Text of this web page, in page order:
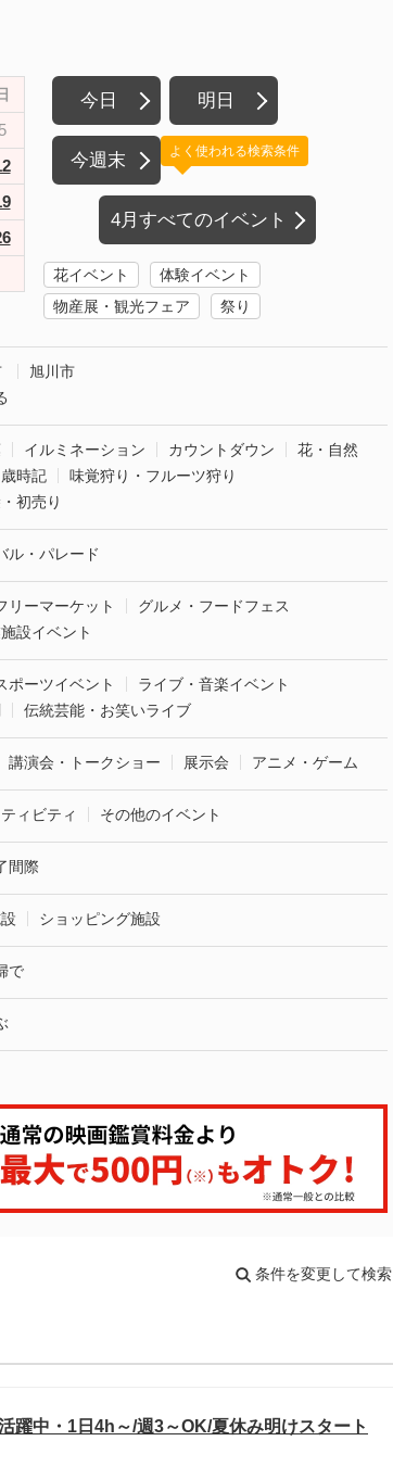
今日 明日
今週末
4月すべてのイベント
よく使われる検索条件
花イベント
体験イベント
物産展・観光フェア
祭り
旭川市
イルミネーション カウントダウン
花・自然
時記
味覚狩り・フルーツ狩り
初売り
ル・パレード
リーマーケット
グルメ・フードフェス
設イベント
ポーツイベント
ライブ・音楽イベント
伝統芸能・お笑いライブ
講演会・トークショー 展示会 アニメ・ゲーム
ィビティ その他のイベント
間際
ショッピング施設
で
条件を変更して検索
躍中・1日4h～/週3～OK/夏休み明けスタート